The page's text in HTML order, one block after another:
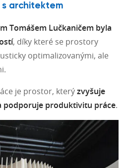
s architektem
Tomášem Lučkaničem byla
, díky které se prostory
optimalizovanými, ale
je prostor, kterýzvyšuje
podporuje produktivitu práce.